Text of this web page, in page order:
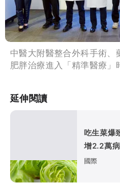
中醫大附醫整合外科手術
肥胖治療進入「精準醫療」
延伸閱讀
吃生菜爆
增2.2萬
惹禍（壹
國際